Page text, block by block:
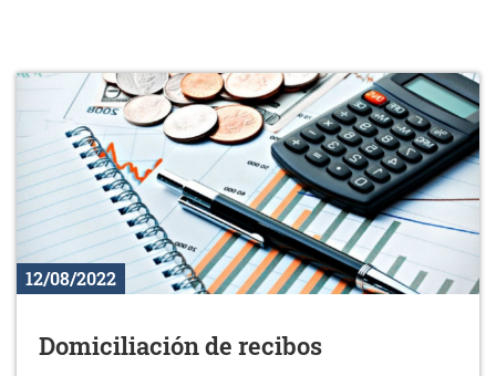
12/08/2022
Domiciliación de recibos